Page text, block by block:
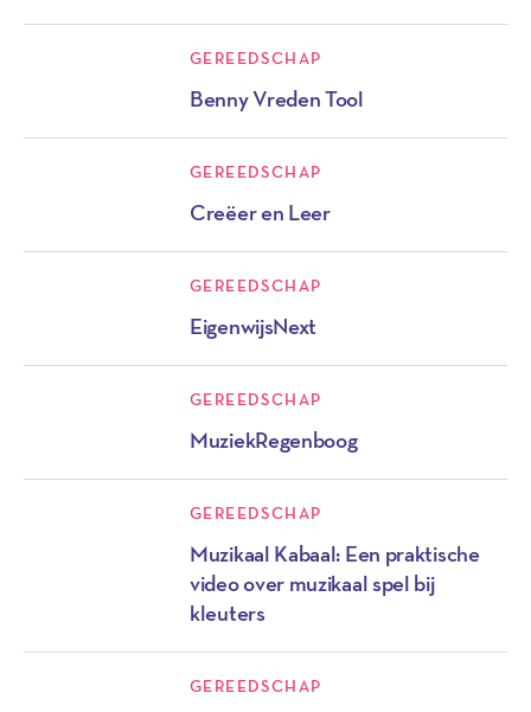
GEREEDSCHAP
Benny Vreden Tool
GEREEDSCHAP
Creëer en Leer
GEREEDSCHAP
EigenwijsNext
GEREEDSCHAP
MuziekRegenboog
GEREEDSCHAP
Muzikaal Kabaal: Een praktische
video over muzikaal spel bij
kleuters
GEREEDSCHAP